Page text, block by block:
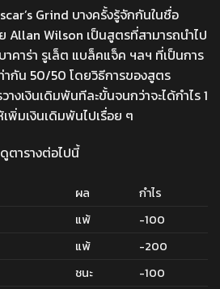
Grind บางครั้งรู้จักกันในชื่อ
Allan Wilson เป็นสูตรที่สามารถนำไป
คาร่า รูเล็ต แบล็คแจ็ค ฯลฯ ที่เป็นการ
ากัน 50/50 โดยวิธีการของสูตร
างเงินเดิมพันทีละขั้นจนกว่าจะได้กำไร 1
พิ่มเงินเดิมพันไปเรื่อย ๆ
ตารางต่อไปนี้
ผล
กำไร
แพ้
-100
แพ้
-200
ชนะ
-100